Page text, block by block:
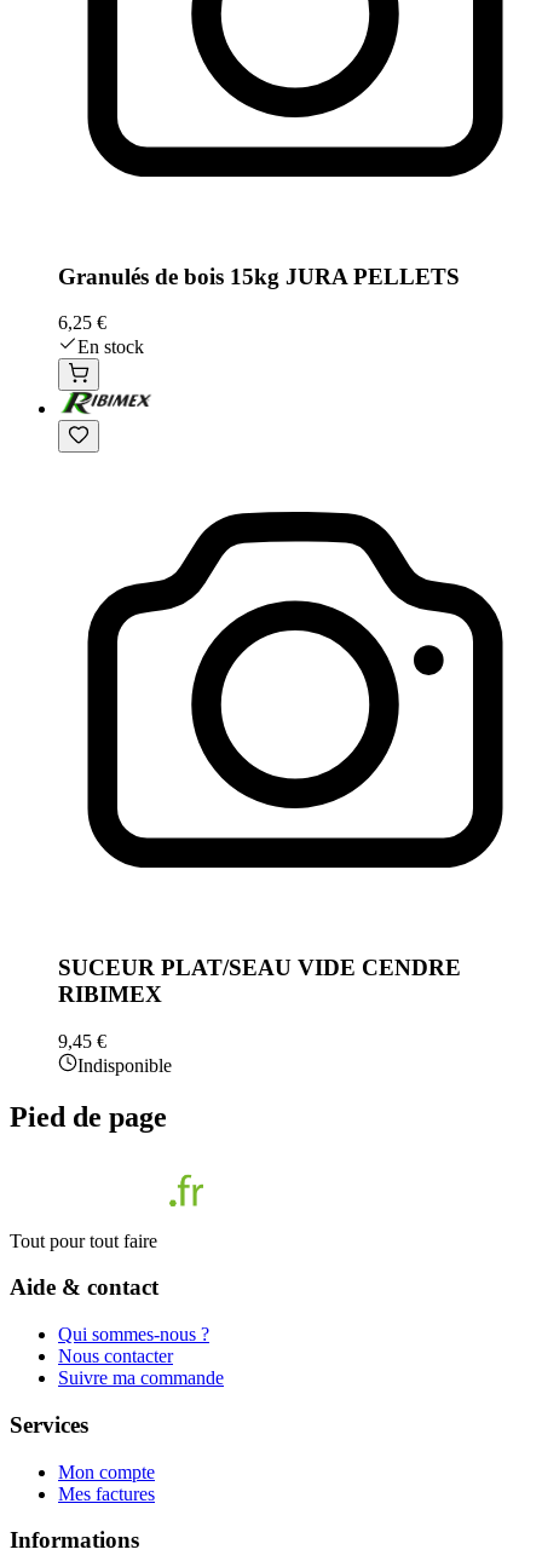
Granulés de bois 15kg JURA PELLETS
6,25 €
En stock
SUCEUR PLAT/SEAU VIDE CENDRE
RIBIMEX
9,45 €
Indisponible
Pied de page
Tout pour tout faire
Aide & contact
Qui sommes-nous ?
Nous contacter
Suivre ma commande
Services
Mon compte
Mes factures
Informations